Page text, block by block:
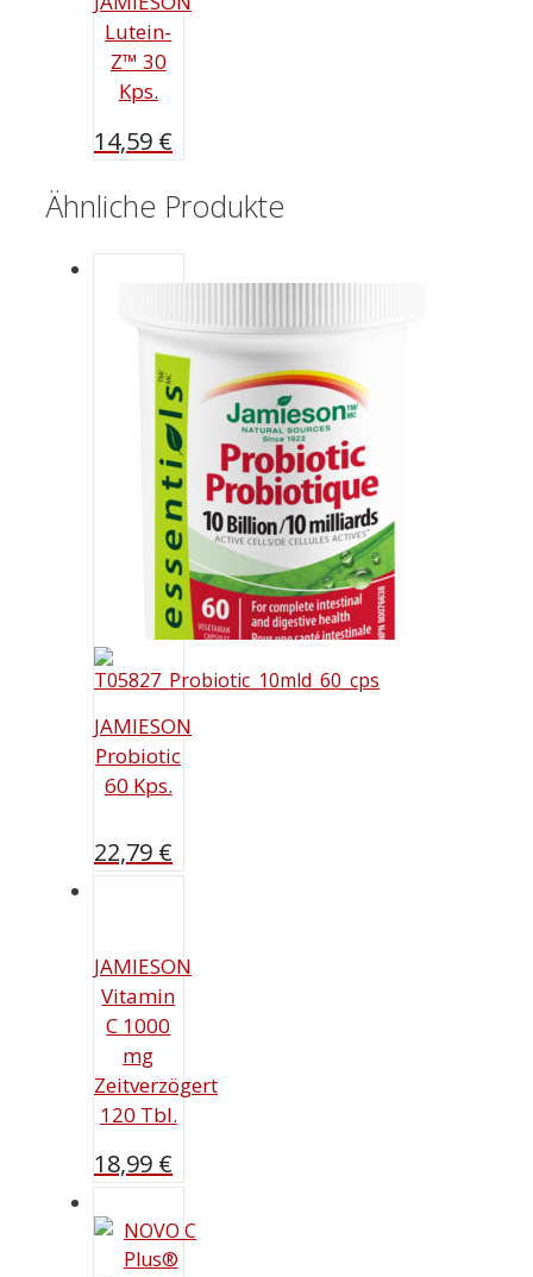
Lutein-
Z™ 30
Kps.
14,59 €
Ähnliche Produkte
JAMIESON
Probiotic
60 Kps.
22,79 €
JAMIESON
Vitamin
C 1000
mg
Zeitverzögert
120 Tbl.
18,99 €